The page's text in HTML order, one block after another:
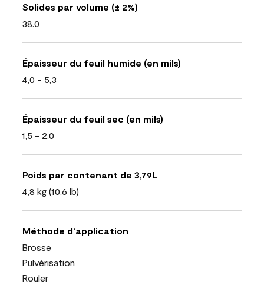
Solides par volume (± 2%)
38.0
Épaisseur du feuil humide (en mils)
4,0 - 5,3
Épaisseur du feuil sec (en mils)
1,5 - 2,0
Poids par contenant de 3,79L
4,8 kg (10,6 lb)
Méthode d’application
Brosse
Pulvérisation
Rouler